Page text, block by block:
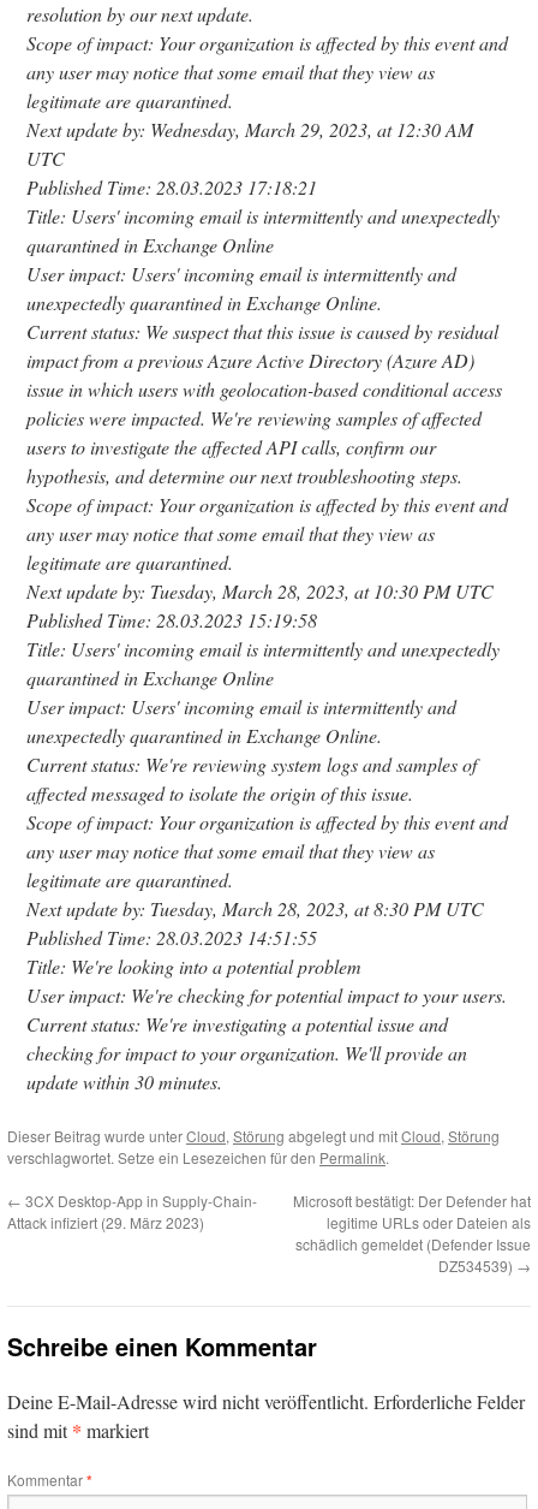
resolution by our next update.
Scope of impact: Your organization is affected by this event and
any user may notice that some email that they view as
legitimate are quarantined.
Next update by: Wednesday, March 29, 2023, at 12:30 AM
UTC
Published Time: 28.03.2023 17:18:21
Title: Users' incoming email is intermittently and unexpectedly
quarantined in Exchange Online
User impact: Users' incoming email is intermittently and
unexpectedly quarantined in Exchange Online.
Current status: We suspect that this issue is caused by residual
impact from a previous Azure Active Directory (Azure AD)
issue in which users with geolocation-based conditional access
policies were impacted. We're reviewing samples of affected
users to investigate the affected API calls, confirm our
hypothesis, and determine our next troubleshooting steps.
Scope of impact: Your organization is affected by this event and
any user may notice that some email that they view as
legitimate are quarantined.
Next update by: Tuesday, March 28, 2023, at 10:30 PM UTC
Published Time: 28.03.2023 15:19:58
Title: Users' incoming email is intermittently and unexpectedly
quarantined in Exchange Online
User impact: Users' incoming email is intermittently and
unexpectedly quarantined in Exchange Online.
Current status: We're reviewing system logs and samples of
affected messaged to isolate the origin of this issue.
Scope of impact: Your organization is affected by this event and
any user may notice that some email that they view as
legitimate are quarantined.
Next update by: Tuesday, March 28, 2023, at 8:30 PM UTC
Published Time: 28.03.2023 14:51:55
Title: We're looking into a potential problem
User impact: We're checking for potential impact to your users.
Current status: We're investigating a potential issue and
checking for impact to your organization. We'll provide an
update within 30 minutes.
Dieser Beitrag wurde unterCloud, Störung abgelegt und mitCloud, Störung
verschlagwortet. Setze ein Lesezeichen für den Permalink.
← 3CX Desktop-App in Supply-Chain-
Attack infiziert (29. März 2023)
Microsoft bestätigt: Der Defender hat
legitime URLs oder Dateien als
schädlich gemeldet (Defender Issue
DZ534539) →
Schreibe einen Kommentar
Deine E-Mail-Adresse wird nicht veröffentlicht. Erforderliche Felder
sind mit* markiert
Kommentar*